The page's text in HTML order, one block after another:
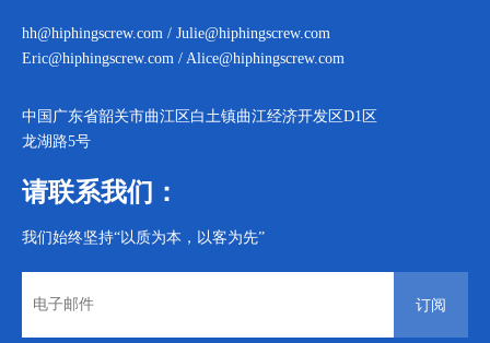
hh@hiphingscrew.com / Julie@hiphingscrew.com
Eric@hiphingscrew.com / Alice@hiphingscrew.com
中国广东省韶关市曲江区白土镇曲江经济开发区D1区
龙湖路5号
请联系我们：
我们始终坚持“以质为本，以客为先”
订阅